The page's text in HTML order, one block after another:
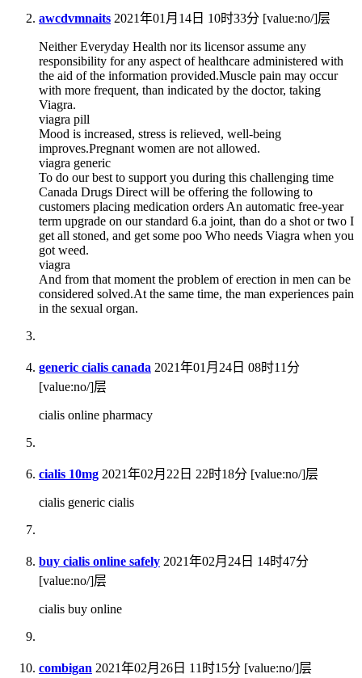
awcdvmnaits 2021年01月14日 10时33分 [value:no/]层
Neither Everyday Health nor its licensor assume any
responsibility for any aspect of healthcare administered with
the aid of the information provided.Muscle pain may occur
with more frequent, than indicated by the doctor, taking
Viagra.
viagra pill
Mood is increased, stress is relieved, well-being
improves.Pregnant women are not allowed.
viagra generic
To do our best to support you during this challenging time
Canada Drugs Direct will be offering the following to
customers placing medication orders An automatic free-year
term upgrade on our standard 6.a joint, than do a shot or two I
get all stoned, and get some poo Who needs Viagra when you
got weed.
viagra
And from that moment the problem of erection in men can be
considered solved.At the same time, the man experiences pain
in the sexual organ.
generic cialis canada 2021年01月24日 08时11分
[value:no/]层
cialis online pharmacy
cialis 10mg 2021年02月22日 22时18分 [value:no/]层
cialis generic cialis
buy cialis online safely 2021年02月24日 14时47分
[value:no/]层
cialis buy online
combigan 2021年02月26日 11时15分 [value:no/]层